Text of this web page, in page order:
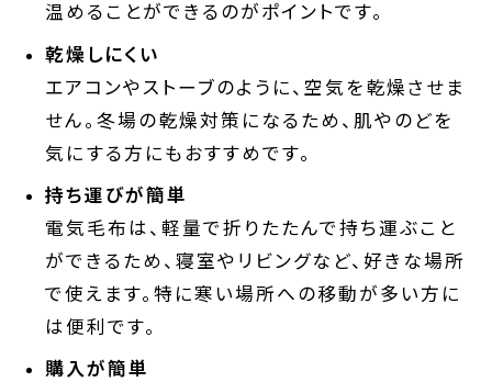
温めることができるのがポイントです。
乾燥しにくい
エアコンやストーブのように、空気を乾燥させま
せん。冬場の乾燥対策になるため、肌やのどを
気にする方にもおすすめです。
持ち運びが簡単
電気毛布は、軽量で折りたたんで持ち運ぶこと
ができるため、寝室やリビングなど、好きな場所
で使えます。特に寒い場所への移動が多い方に
は便利です。
購入が簡単